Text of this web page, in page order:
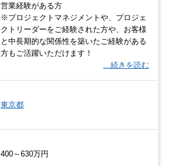
営業経験がある方
※プロジェクトマネジメントや、プロジェ
クトリーダーをご経験された方や、お客様
と中長期的な関係性を築いたご経験がある
方もご活躍いただけます！
…続きを読む
東京都
400～630万円